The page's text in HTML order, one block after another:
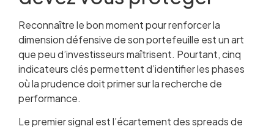
Reconnaître le bon moment pour renforcer la
dimension défensive de son portefeuille est un art
que peu d’investisseurs maîtrisent. Pourtant, cinq
indicateurs clés permettent d’identifier les phases
où la prudence doit primer sur la recherche de
performance.
Le premier signal est l’écartement des spreads de